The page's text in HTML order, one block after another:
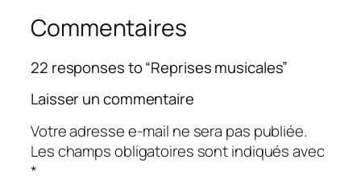
Commentaires
22 responses to “Reprises musicales”
Laisser un commentaire
Votre adresse e-mail ne sera pas publiée.
Les champs obligatoires sont indiqués avec
*